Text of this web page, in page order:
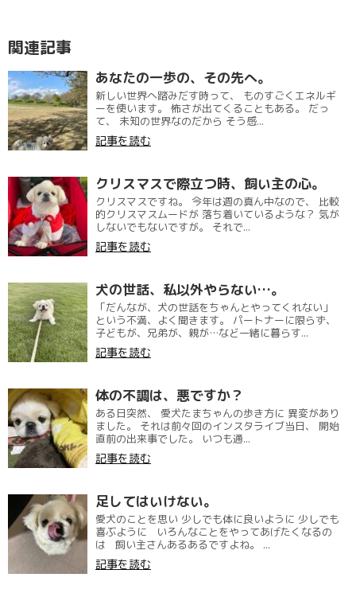
関連記事
あなたの一歩の、その先へ。
新しい世界へ踏みだす時って、 ものすごくエネルギ
ーを使います。 怖さが出てくることもある。 だっ
て、 未知の世界なのだから そう感...
記事を読む
クリスマスで際立つ時、飼い主の心。
クリスマスですね。 今年は週の真ん中なので、 比較
的クリスマスムードが 落ち着いているような？ 気が
しないでもないですが。 それで...
記事を読む
犬の世話、私以外やらない…。
「だんなが、犬の世話をちゃんとやってくれない」
という不満、よく聞きます。 パートナーに限らず、
子どもが、兄弟が、親が…など一緒に暮らす...
記事を読む
体の不調は、悪ですか？
ある日突然、 愛犬たまちゃんの歩き方に 異変があり
ました。 それは前々回のインスタライブ当日、 開始
直前の出来事でした。 いつも通...
記事を読む
足してはいけない。
愛犬のことを思い 少しでも体に良いように 少しでも
喜ぶように いろんなことをやってあげたくなるの
は 飼い主さんあるあるですよね。 ...
記事を読む